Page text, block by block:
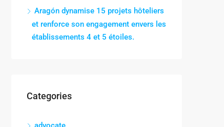
Aragón dynamise 15 projets hôteliers
et renforce son engagement envers les
établissements 4 et 5 étoiles.
Categories